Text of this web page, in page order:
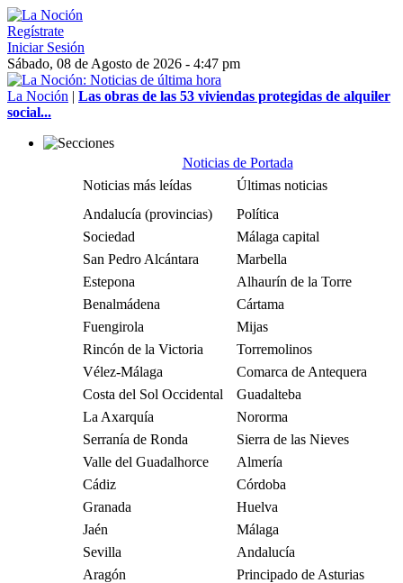
Regístrate
Iniciar Sesión
Sábado, 08 de Agosto de 2026 - 4:47 pm
La Noción | Las obras de las 53 viviendas protegidas de alquiler
social...
Noticias de Portada
Noticias más leídas
Últimas noticias
Andalucía (provincias)
Política
Sociedad
Málaga capital
San Pedro Alcántara
Marbella
Estepona
Alhaurín de la Torre
Benalmádena
Cártama
Fuengirola
Mijas
Rincón de la Victoria
Torremolinos
Vélez-Málaga
Comarca de Antequera
Costa del Sol Occidental
Guadalteba
La Axarquía
Nororma
Serranía de Ronda
Sierra de las Nieves
Valle del Guadalhorce
Almería
Cádiz
Córdoba
Granada
Huelva
Jaén
Málaga
Sevilla
Andalucía
Aragón
Principado de Asturias